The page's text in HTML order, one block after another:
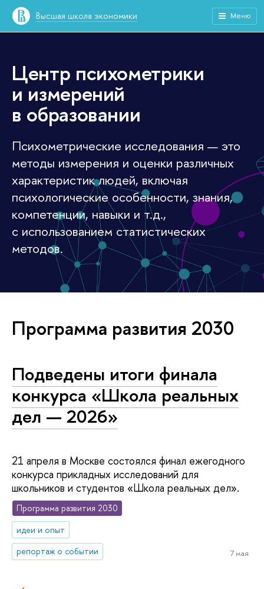
Высшая школа экономики Меню
Центр психометрики
и измерений
в образовании
Психометрические исследования — это
методы измерения и оценки различных
характеристик людей, включая
психологические особенности, знания,
компетенции, навыки и т.д.,
с использованием статистических
методов.
Программа развития 2030
Подведены итоги финала
конкурса «Школа реальных
дел — 2026»
21 апреля в Москве состоялся финал ежегодного
конкурса прикладных исследований для
школьников и студентов «Школа реальных дел».
Программа развития 2030
идеи и опыт
репортаж о событии
7 мая